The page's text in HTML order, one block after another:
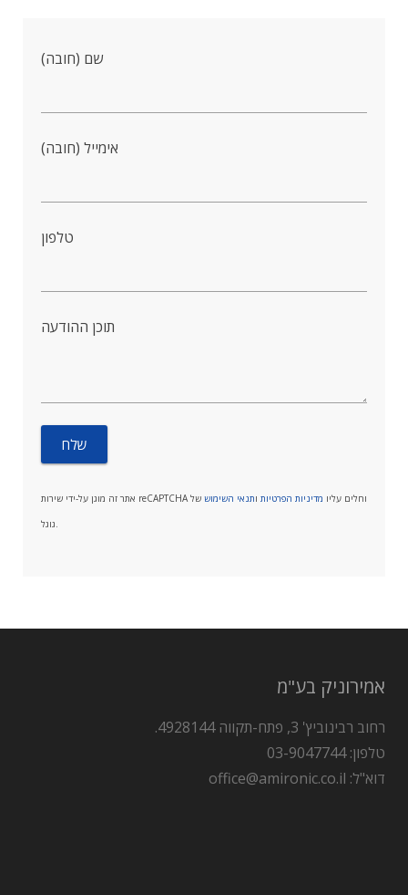
שם (חובה)
אימייל (חובה)
טלפון
תוכן ההודעה
אתר זה מוגן על-ידי שירות reCAPTCHA וחלים עליו מדיניות הפרטיות ותנאי השימוש של
גוגל.
אמירוניק בע"מ
רחוב רבינוביץ' 3, פתח-תקווה 4928144.
טלפון: 03-9047744
דוא"ל: office@amironic.co.il